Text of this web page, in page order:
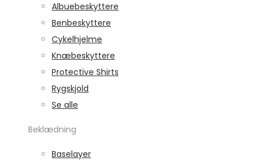
Albuebeskyttere
Benbeskyttere
Cykelhjelme
Knæbeskyttere
Protective Shirts
Rygskjold
Se alle
Beklædning
Baselayer